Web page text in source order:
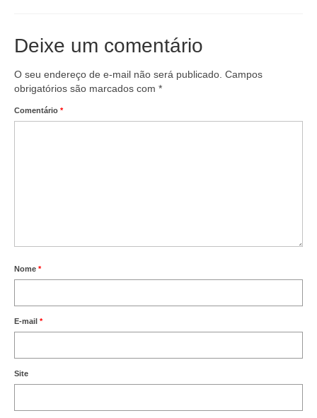
Deixe um comentário
O seu endereço de e-mail não será publicado. Campos
obrigatórios são marcados com *
Comentário *
Nome *
E-mail *
Site